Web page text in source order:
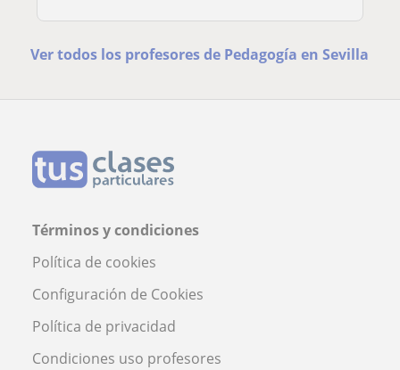
Ver todos los profesores de Pedagogía en Sevilla
Términos y condiciones
Política de cookies
Configuración de Cookies
Política de privacidad
Condiciones uso profesores